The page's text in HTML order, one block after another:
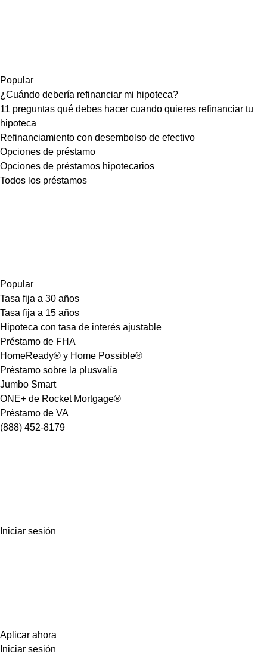
Popular
¿Cuándo debería refinanciar mi hipoteca?
11 preguntas qué debes hacer cuando quieres refinanciar tu
hipoteca
Refinanciamiento con desembolso de efectivo
Opciones de préstamo
Opciones de préstamos hipotecarios
Todos los préstamos
Popular
Tasa fija a 30 años
Tasa fija a 15 años
Hipoteca con tasa de interés ajustable
Préstamo de FHA
HomeReady® y Home Possible®
Préstamo sobre la plusvalía
Jumbo Smart
ONE+ de Rocket Mortgage®
Préstamo de VA
(888) 452-8179
Iniciar sesión
Aplicar ahora
Iniciar sesión